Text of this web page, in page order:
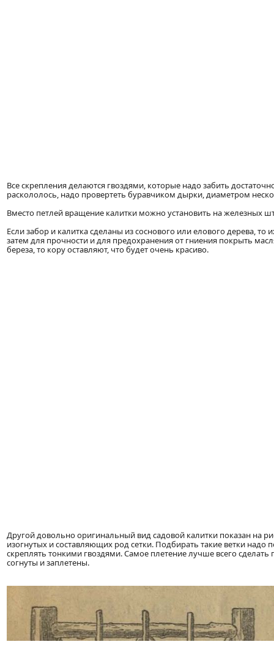
Все скрепления делаются гвоздями, которые надо забить
раскололось, надо провертеть буравчиком дырки, диаметром
Вместо петлей вращение калитки можно установить на железных
Если забор и калитка сделаны из соснового или елового дерева, то
затем для прочности и для предохранения от гниения покрыть
береза, то кору оставляют, что будет очень красиво.
Другой довольно оригинальный вид садовой калитки показан на
изогнутых и составляющих род сетки. Подбирать такие ветки
скреплять тонкими гвоздями. Самое плетение лучше всего
согнуты и заплетены.